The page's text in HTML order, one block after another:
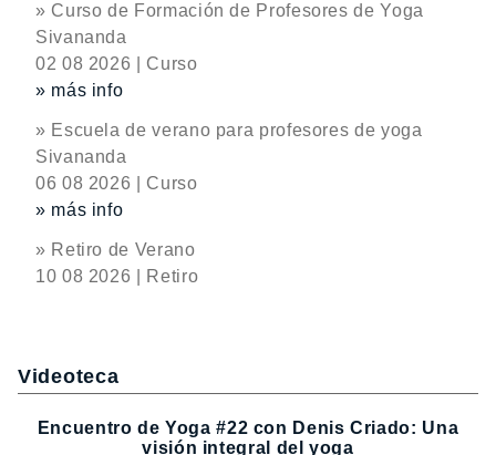
» Curso de Formación de Profesores de Yoga
Sivananda
02 08 2026 | Curso
» más info
» Escuela de verano para profesores de yoga
Sivananda
06 08 2026 | Curso
» más info
» Retiro de Verano
10 08 2026 | Retiro
Videoteca
Encuentro de Yoga #22 con Denis Criado: Una
visión integral del yoga